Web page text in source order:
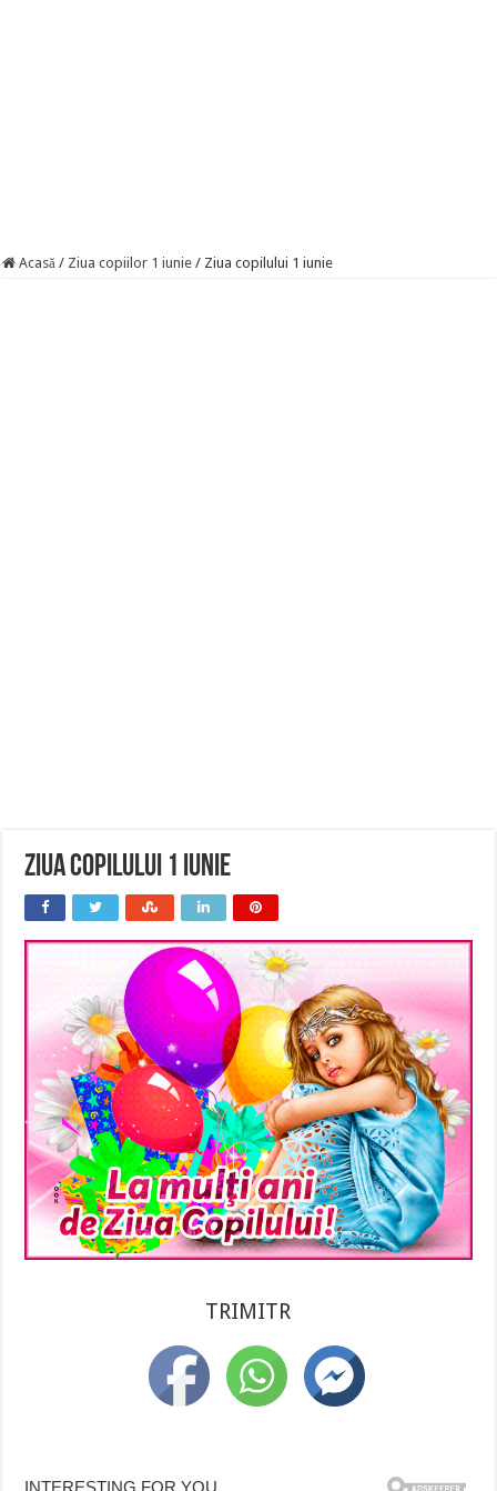
Acasă / Ziua copiilor 1 iunie / Ziua copilului 1 iunie
Ziua copilului 1 iunie
TRIMITR